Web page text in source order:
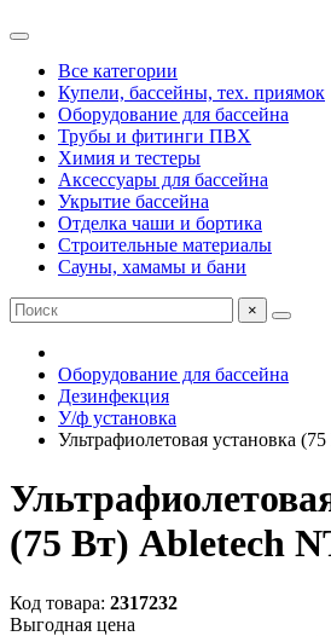
Все категории
Купели, бассейны, тех. приямок
Оборудование для бассейна
Трубы и фитинги ПВХ
Химия и тестеры
Аксессуары для бассейна
Укрытие бассейна
Отделка чаши и бортика
Строительные материалы
Сауны, хамамы и бани
×
Оборудование для бассейна
Дезинфекция
У/ф установка
Ультрафиолетовая установка
(75 Вт) Abletech
Код товара: 2317232
Выгодная цена